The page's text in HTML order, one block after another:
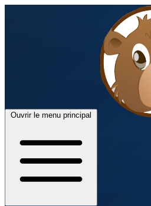
Ouvrir le menu principal